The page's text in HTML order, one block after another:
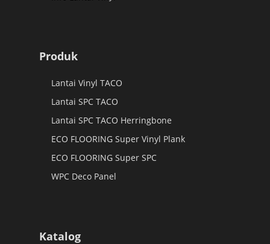
Produk
Lantai Vinyl TACO
Lantai SPC TACO
Lantai SPC TACO Herringbone
ECO FLOORING Super Vinyl Plank
ECO FLOORING Super SPC
WPC Deco Panel
Katalog